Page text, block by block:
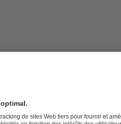
par plaque
interne,